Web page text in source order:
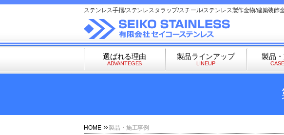
ステンレス手摺/ステンレスタラップ/スチール/ステンレス製作金物/建築装飾
選ばれる理由
ADVANTEGES
製品ラインアップ
LINEUP
製品
HOME 製品・施工事例